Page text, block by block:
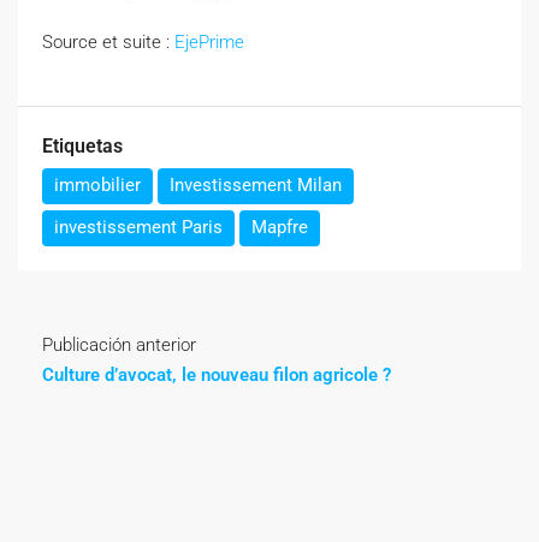
Source et suite : EjePrime
Etiquetas
immobilier
Investissement Milan
investissement Paris
Mapfre
Publicación anterior
Culture d’avocat, le nouveau filon agricole ?